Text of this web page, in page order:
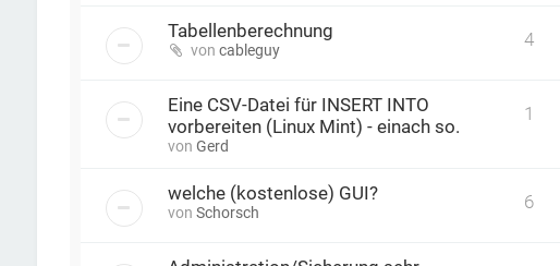
Tabellenberechnung
von cableguy 4
Eine CSV-Datei für INSERT INTO
vorbereiten (Linux Mint) - einach so.
von Gerd
1
welche (kostenlose) GUI?
von Schorsch 6